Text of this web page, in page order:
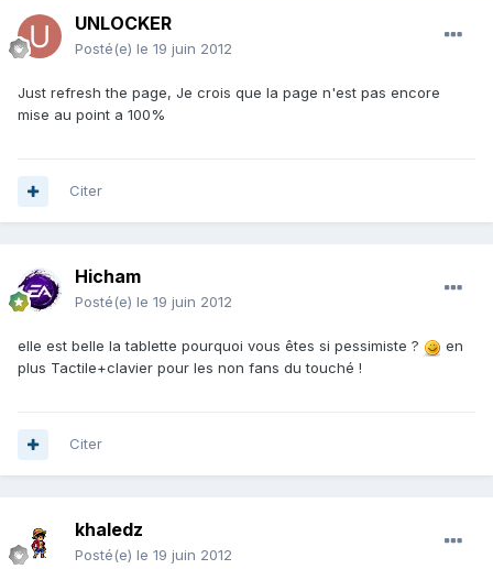
UNLOCKER
Posté(e) le 19 juin 2012
Just refresh the page, Je crois que la page n'est pas encore
mise au point a 100%
Citer
Hicham
Posté(e) le 19 juin 2012
elle est belle la tablette pourquoi vous êtes si pessimiste ?
en
plus Tactile+clavier pour les non fans du touché !
Citer
khaledz
Posté(e) le 19 juin 2012